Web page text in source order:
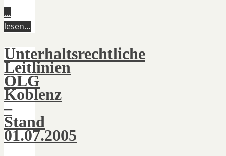
…
lesen…
Unterhaltsrechtliche
Leitlinien
OLG
Koblenz
–
Stand
01.07.2005